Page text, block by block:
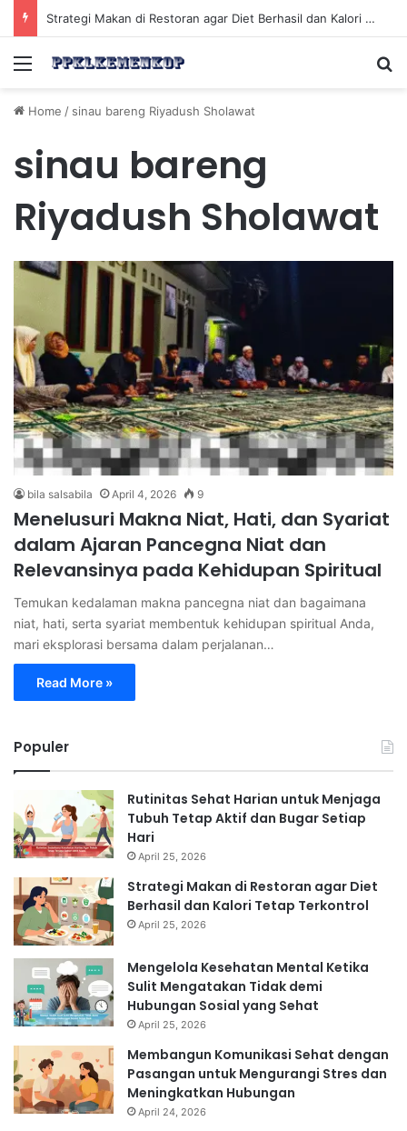
Strategi Makan di Restoran agar Diet Berhasil dan Kalori Tetap Terkontrol
Menu
Home / sinau bareng Riyadush Sholawat
sinau bareng
Riyadush Sholawat
bila salsabila April 4, 2026 9
Menelusuri Makna Niat, Hati, dan Syariat
dalam Ajaran Pancegna Niat dan
Relevansinya pada Kehidupan Spiritual
Temukan kedalaman makna pancegna niat dan bagaimana
niat, hati, serta syariat membentuk kehidupan spiritual Anda,
mari eksplorasi bersama dalam perjalanan…
Read More »
Populer
Rutinitas Sehat Harian untuk Menjaga
Tubuh Tetap Aktif dan Bugar Setiap
Hari
April 25, 2026
Strategi Makan di Restoran agar Diet
Berhasil dan Kalori Tetap Terkontrol
April 25, 2026
Mengelola Kesehatan Mental Ketika
Sulit Mengatakan Tidak demi
Hubungan Sosial yang Sehat
April 25, 2026
Membangun Komunikasi Sehat dengan
Pasangan untuk Mengurangi Stres dan
Meningkatkan Hubungan
April 24, 2026